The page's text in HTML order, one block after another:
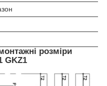
розміри
GKZ1